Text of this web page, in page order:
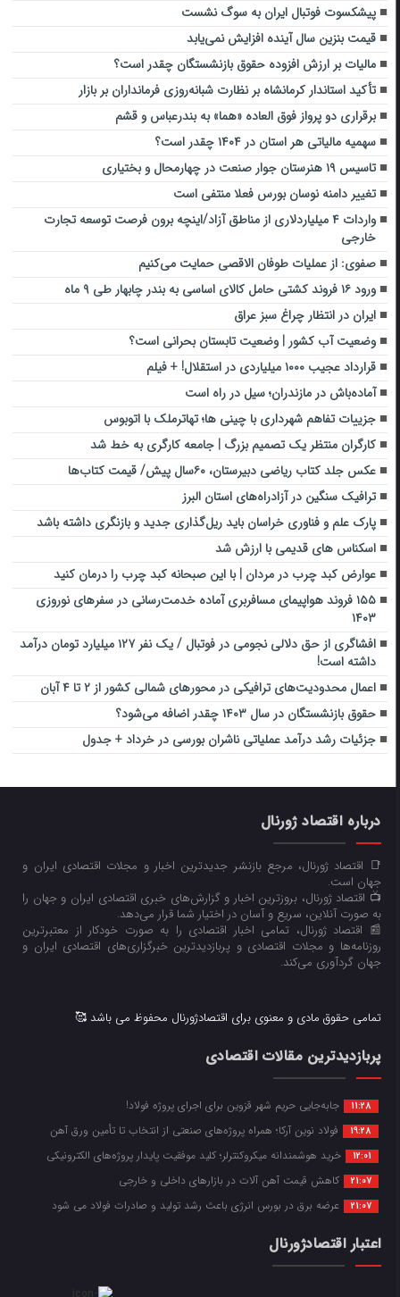
پیشکسوت فوتبال ایران به سوگ نشست
قیمت بنزین سال آینده افزایش نمی‌یابد
مالیات بر ارزش افزوده حقوق بازنشستگان چقدر است؟
تأکید استاندار کرمانشاه بر نظارت شبانه‌روزی فرمانداران بر بازار
برقراری دو پرواز فوق العاده «هما» به بندرعباس و قشم
سهمیه مالیاتی هر استان در ۱۴۰۴ چقدر است؟
تاسیس ۱۹ هنرستان جوار صنعت در چهارمحال و بختیاری
تغییر دامنه نوسان بورس فعلا منتفی است
واردات ۴ میلیاردلاری از مناطق آزاد/اینچه برون فرصت توسعه تجارت
خارجی
صفوی: از عملیات طوفان الاقصی حمایت می‌کنیم
ورود ۱۶ فروند کشتی حامل کالای اساسی به بندر چابهار طی ۹ ماه
ایران در انتظار چراغ سبز عراق
وضعیت آب کشور | وضعیت تابستان بحرانی است؟
قرارداد عجیب ۱۰۰۰ میلیاردی در استقلال! + فیلم
آماده‌باش در مازندران؛ سیل در راه است
جزییات تفاهم شهرداری با چینی ها؛ تهاترملک با اتوبوس
کارگران منتظر یک تصمیم بزرگ | جامعه کارگری به خط شد
عکس جلد کتاب ریاضی دبیرستان، ۶۰سال پیش/ قیمت کتاب‌ها
ترافیک سنگین در آزادراه‌های استان البرز
پارک علم و فناوری خراسان باید ریل‌گذاری جدید و بازنگری داشته باشد
اسکناس های قدیمی با ارزش شد
عوارض کبد چرب در مردان | با این صبحانه کبد چرب را درمان کنید
۱۵۵ فروند هواپیمای مسافربری آماده خدمت‌رسانی در سفرهای نوروزی
۱۴۰۳
افشاگری از حق دلالی نجومی در فوتبال / یک نفر ۱۲۷ میلیارد تومان درآمد
داشته است!
اعمال محدودیت‌های ترافیکی در محورهای شمالی کشور از ۲ تا ۴ آبان
حقوق بازنشستگان در سال ۱۴۰۳ چقدر اضافه می‌شود؟
جزئیات رشد درآمد عملیاتی ناشران بورسی در خرداد + جدول
درباره اقتصاد ژورنال
📑 اقتصاد ژورنال، مرجع بازنشر جدیدترین اخبار و مجلات اقتصادی ایران و
جهان است.
📺 اقتصاد ژورنال، بروزترین اخبار و گزارش‌های خبری اقتصادی ایران و جهان را
به صورت آنلاین، سریع و آسان در اختیار شما قرار می‌‌دهد.
📰 اقتصاد ژورنال، تمامی اخبار اقتصادی را به صورت خودکار از معتبرترین
روزنامه‌ها و مجلات اقتصادی و پربازدیدترین خبرگزاری‌های اقتصادی ایران و
جهان گردآوری می‌کند.
تمامی حقوق مادی و معنوی برای اقتصادژورنال محفوظ می باشد 🥰
پربازدیدترین مقالات اقتصادی
11:28 جابه‌جایی حریم شهر قزوین برای اجرای پروژه فولاد!
19:28 فولاد نوین آرکا؛ همراه پروژه‌های صنعتی از انتخاب تا تأمین ورق آهن
12:01 خرید هوشمندانه میکروکنترلر؛ کلید موفقیت پایدار پروژه‌های الکترونیکی
21:07 کاهش قیمت آهن آلات در بازارهای داخلی و خارجی
21:07 عرضه برق در بورس انرژی باعث رشد تولید و صادرات فولاد می شود
اعتبار اقتصادژورنال